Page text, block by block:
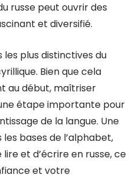
russe peut ouvrir des
et diversifié.
plus distinctives du
Bien que cela
au début, maîtriser
étape importante pour
de la langue. Une
les bases de l’alphabet,
et d’écrire en russe, ce
et votre